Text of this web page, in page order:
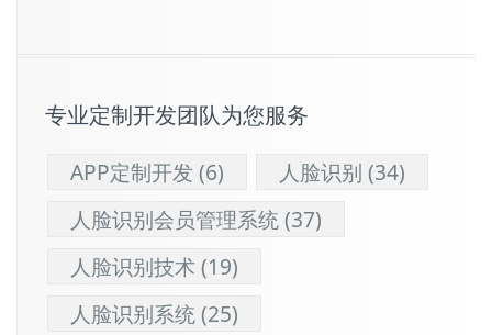
专业定制开发团队为您服务
APP定制开发 (6) 人脸识别 (34)
人脸识别会员管理系统(37)
人脸识别技术(19)
人脸识别系统(25)